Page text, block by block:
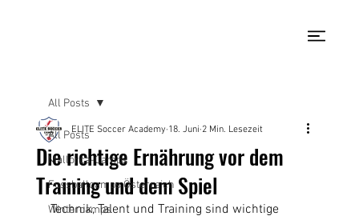
All Posts
Mallorca-Camps
Fussballcamps Österreich
Wintercamps
All Posts
Die richtige Ernährung vor dem
Training und dem Spiel
ELITE Soccer Academy 18. Juni 2 Min. Lesezeit
Technik, Talent und Training sind wichtige